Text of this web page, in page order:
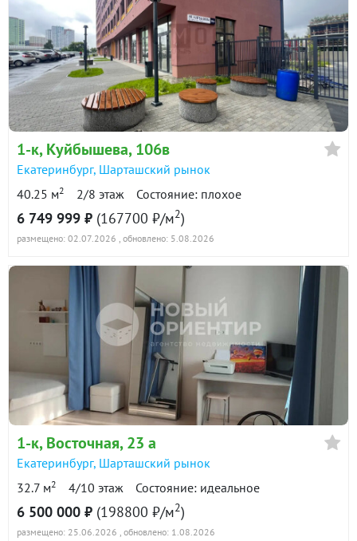
1-к, Куйбышева, 106в
Екатеринбург, Шарташский рынок
40.25 м2 2/8 этаж Состояние: плохое
6 749 999 ₽ (167700 ₽/м2)
размещено: 02.07.2026 , обновлено: 5.08.2026
1-к, Восточная, 23 а
Екатеринбург, Шарташский рынок
32.7 м2 4/10 этаж Состояние: идеальное
6 500 000 ₽ (198800 ₽/м2)
размещено: 25.06.2026 , обновлено: 1.08.2026